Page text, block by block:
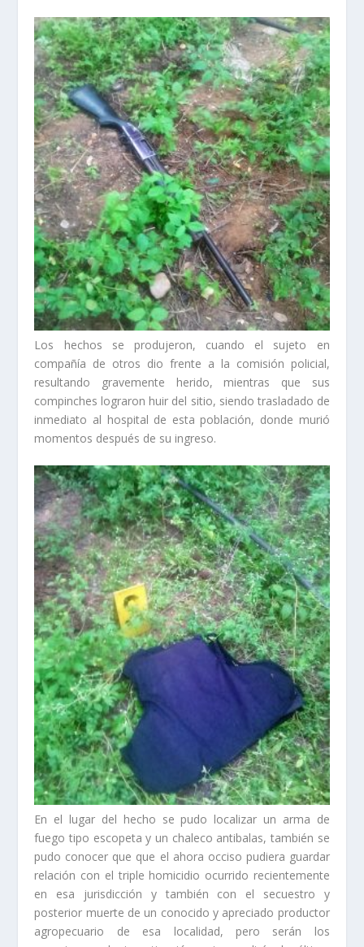
Los hechos se produjeron, cuando el sujeto en
compañía de otros dio frente a la comisión policial,
resultando gravemente herido, mientras que sus
compinches lograron huir del sitio, siendo trasladado de
inmediato al hospital de esta población, donde murió
momentos después de su ingreso.
En el lugar del hecho se pudo localizar un arma de
fuego tipo escopeta y un chaleco antibalas, también se
pudo conocer que que el ahora occiso pudiera guardar
relación con el triple homicidio ocurrido recientemente
en esa jurisdicción y también con el secuestro y
posterior muerte de un conocido y apreciado productor
agropecuario de esa localidad, pero serán los